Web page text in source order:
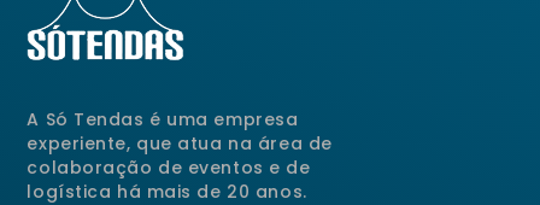
A Só Tendas é uma empresa
experiente, que atua na área de
colaboração de eventos e de
logística há mais de 20 anos.